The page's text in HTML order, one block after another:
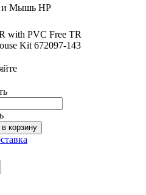
и Мышь HP
with PVC Free TR
Kit 672097-143